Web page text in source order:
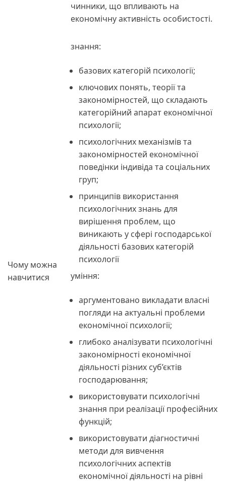
чинники, що впливають на
економічну активність особистості.
Чому можна
навчитися
знання:
базових категорій психології;
ключових понять, теорії та
закономірностей, що складають
категорійний апарат економічної
психології;
психологічних механізмів та
закономірностей економічної
поведінки індивіда та соціальних
груп;
принципів використання
психологічних знань для
вирішення проблем, що
виникають у сфері господарської
діяльності базових категорій
психології
уміння:
аргументовано викладати власні
погляди на актуальні проблеми
економічної психології;
глибоко аналізувати психологічні
закономірності економічної
діяльності різних суб’єктів
господарювання;
використовувати психологічні
знання при реалізації професійних
функцій;
використовувати діагностичні
методи для вивчення
психологічних аспектів
економічної діяльності на рівні